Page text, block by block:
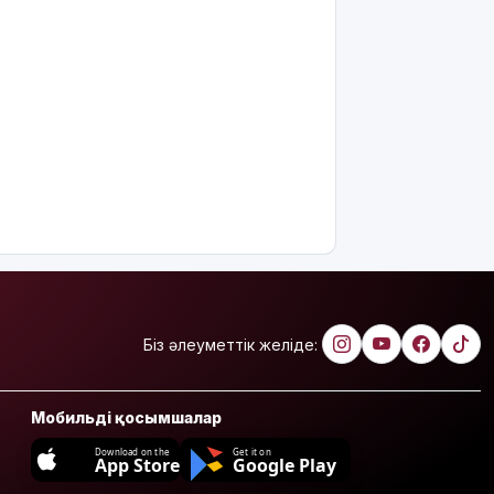
Біз әлеуметтік желіде:
Мобильді қосымшалар
Download on the
App Store
Get it on
Google Play